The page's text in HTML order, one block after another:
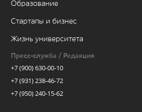
Образование
Стартапы и бизнес
Жизнь университета
Пресс-служба / Редакция
+7 (900) 630-00-10
+7 (931) 238-46-72
+7 (950) 240-15-62